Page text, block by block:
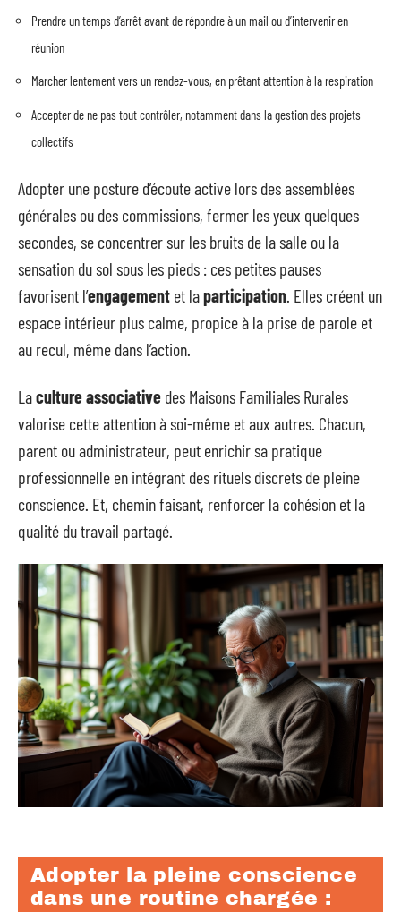
Prendre un temps d’arrêt avant de répondre à un mail ou d’intervenir en
réunion
Marcher lentement vers un rendez-vous, en prêtant attention à la respiration
Accepter de ne pas tout contrôler, notamment dans la gestion des projets
collectifs
Adopter une posture d’écoute active lors des assemblées
générales ou des commissions, fermer les yeux quelques
secondes, se concentrer sur les bruits de la salle ou la
sensation du sol sous les pieds : ces petites pauses
favorisent l’engagement et laparticipation. Elles créent un
espace intérieur plus calme, propice à la prise de parole et
au recul, même dans l’action.
Laculture associative des Maisons Familiales Rurales
valorise cette attention à soi-même et aux autres. Chacun,
parent ou administrateur, peut enrichir sa pratique
professionnelle en intégrant des rituels discrets de pleine
conscience. Et, chemin faisant, renforcer la cohésion et la
qualité du travail partagé.
Adopter la pleine conscience
dans une routine chargée :